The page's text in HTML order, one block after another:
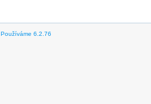
Používáme 6.2.76